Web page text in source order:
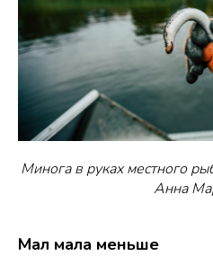
Минога в руках местного
Анна
Мал мала меньше